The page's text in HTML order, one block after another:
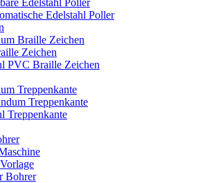
Edelstahl Poller
Edelstahl Poller
Braille Zeichen
Zeichen
PVC Braille Zeichen
Treppenkante
Treppenkante
Treppenkante
Bohrer